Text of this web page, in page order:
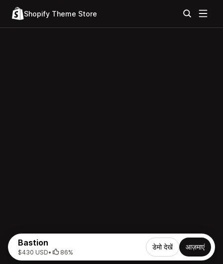
Shopify Theme Store
Bastion
$430 USD• 86%
डेमो देखें आज़माएं